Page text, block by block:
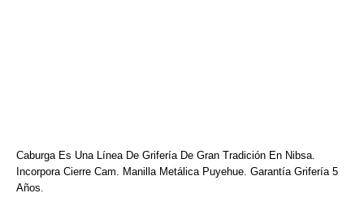
Caburga Es Una Línea De Grifería De Gran Tradición En Nibsa.
Incorpora Cierre Cam. Manilla Metálica Puyehue. Garantía Grifería 5
Años.